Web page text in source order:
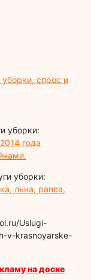
спрос и
уборки:
года
уборки:
льна, рапса,
Uslugi-
v-krasnoyarske-
на доске